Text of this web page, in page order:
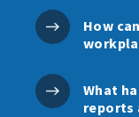
How
What
reports